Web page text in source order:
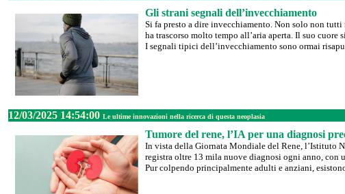
Gli strani segnali dell’invecchiamento
Si fa presto a dire invecchiamento. Non solo non
ha trascorso molto tempo all’aria aperta. Il suo
I segnali tipici dell’invecchiamento sono ormai
12/03/2025 14:54:00 Le ultime innovazioni nella ricerca di questa neoplasia
Tumore del rene, l’IA per una diagnosi
In vista della Giornata Mondiale del Rene, l’Istituto
registra oltre 13 mila nuove diagnosi ogni anno, con
Pur colpendo principalmente adulti e anziani,